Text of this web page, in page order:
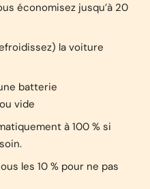
économisez jusqu’à 20
la voiture
batterie
vide
à 100 % si
les 10 % pour ne pas